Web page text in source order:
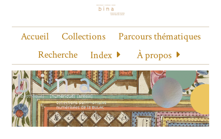
Accueil Collections
Parcours thématiques
Recherche
Index À propos